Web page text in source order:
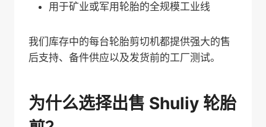
用于矿业或军用轮胎的全规模工业线
我们库存中的每台轮胎剪切机都提供强大的售
后支持、备件供应以及发货前的工厂测试。
为什么选择出售 Shuliy 轮胎